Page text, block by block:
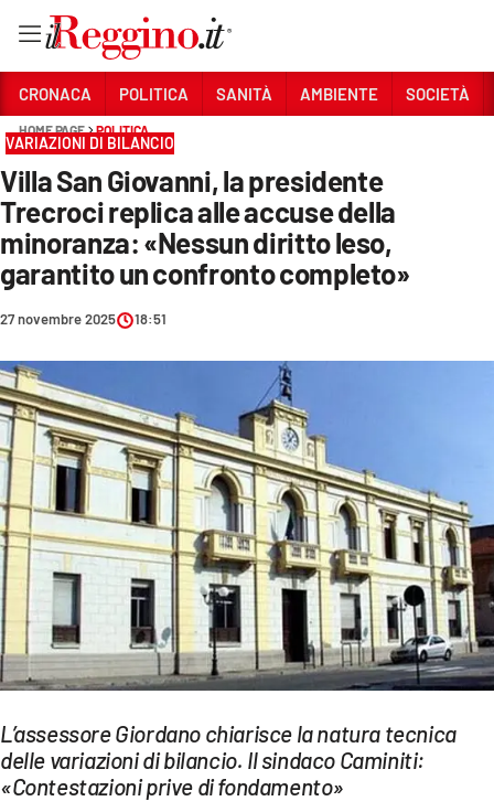
Sezioni
CRONACA
POLITICA
SANITÀ
AMBIENTE
SOCIETÀ
CULTURA
ECONOMIA E LAVORO
EVENTI
SPORT
Streaming
LAC TV
LAC ONAIR
CRONACA POLITICA SANITÀ AMBIENTE SOCIETÀ
HOME PAGE POLITICA
VARIAZIONI DI BILANCIO
Villa San Giovanni, la presidente
Trecroci replica alle accuse della
minoranza: «Nessun diritto leso,
garantito un confronto completo»
27 novembre 2025 18:51
L’assessore Giordano chiarisce la natura tecnica
delle variazioni di bilancio. Il sindaco Caminiti:
«Contestazioni prive di fondamento»